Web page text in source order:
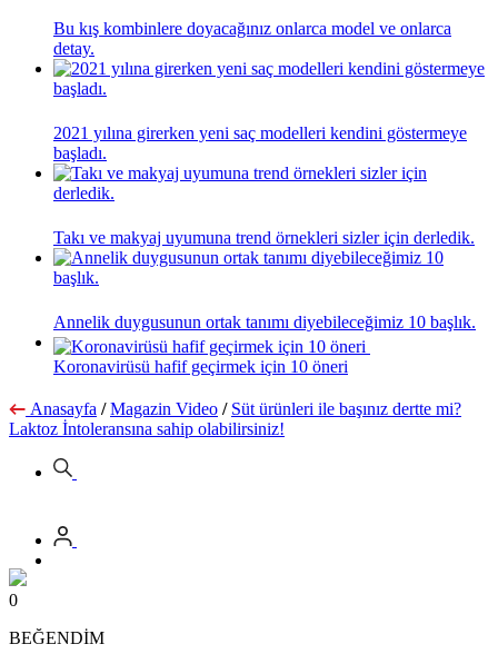
Bu kış kombinlere doyacağınız onlarca model ve onlarca
detay.
2021 yılına girerken yeni saç modelleri kendini göstermeye
başladı.
Takı ve makyaj uyumuna trend örnekleri sizler için derledik.
Annelik duygusunun ortak tanımı diyebileceğimiz 10 başlık.
Koronavirüsü hafif geçirmek için 10 öneri
Anasayfa / Magazin Video / Süt ürünleri ile başınız dertte mi?
Laktoz İntoleransına sahip olabilirsiniz!
0
BEĞENDİM